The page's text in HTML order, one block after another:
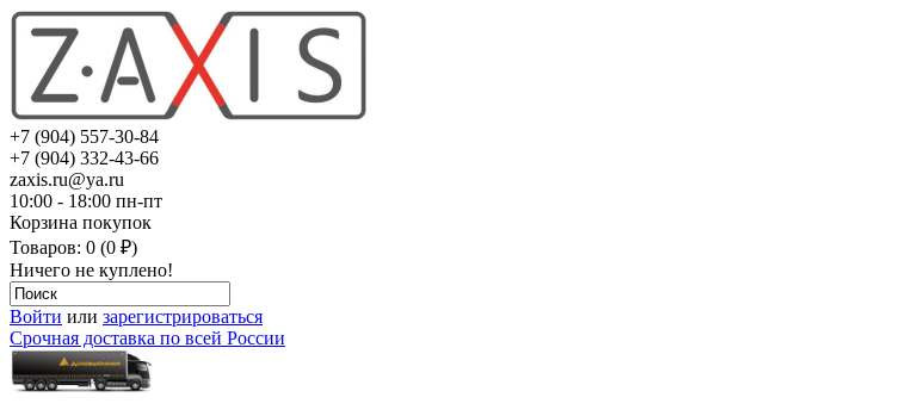
+7 (904) 557-30-84
+7 (904) 332-43-66
zaxis.ru@ya.ru
10:00 - 18:00 пн-пт
Корзина покупок
Товаров: 0 (0 ₽)
Ничего не куплено!
Войти или зарегистрироваться
Срочная доставка по всей России